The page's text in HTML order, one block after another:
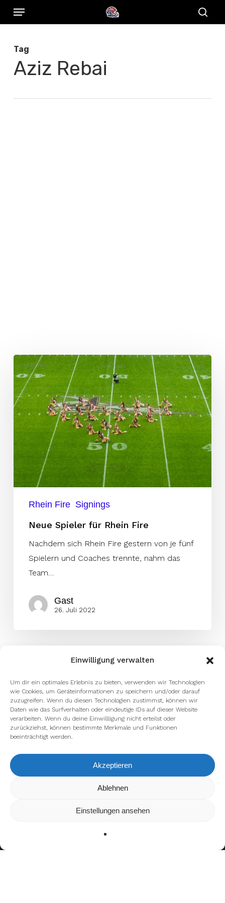
Einwilligung verwalten
Um dir ein optimales Erlebnis zu bieten, verwenden wir Technologien
wie Cookies, um Geräteinformationen zu speichern und/oder darauf
zuzugreifen. Wenn du diesen Technologien zustimmst, können wir
Daten wie das Surfverhalten oder eindeutige IDs auf dieser Website
verarbeiten. Wenn du deine Einwillligung nicht erteilst oder
zurückziehst, können bestimmte Merkmale und Funktionen
beeinträchtigt werden.
Akzeptieren
Ablehnen
Einstellungen ansehen
Skip
content
Menu
Tag
Aziz Rebai
Neue
Spieler
für
Rhein
Rhein Fire Signings
Neue Spieler für Rhein Fire
Nachdem sich Rhein Fire gestern von je fünf
Spielern und Coaches trennte, nahm das
Team…
Gast
26. Juli 2022
Wir verwenden Cookies, um dir die bestmögliche Erfahrung auf
kannst du erfahren, welche Cookies wir
verwenden oder sie ausschalten.